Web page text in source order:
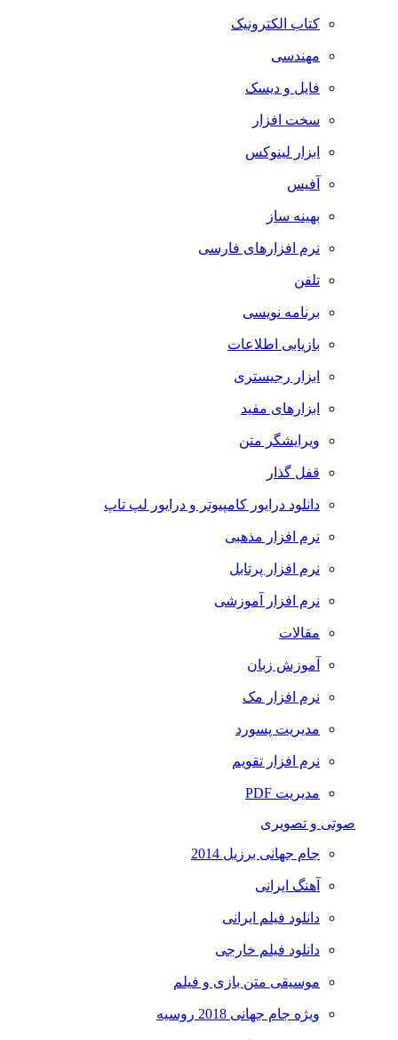
کتاب الکترونیک
مهندسی
فایل و دیسک
سخت افزار
ابزار لینوکس
آفیس
بهینه ساز
نرم افزارهای فارسی
تلفن
برنامه نویسی
بازیابی اطلاعات
ابزار رجیستری
ابزارهای مفید
ویرایشگر متن
قفل گذار
دانلود درایور کامپیوتر و درایور لپ تاپ
نرم افزار مذهبی
نرم افزار پرتابل
نرم افزار آموزشی
مقالات
آموزش زبان
نرم افزار مک
مدیریت پسورد
نرم افزار تقویم
مدیریت PDF
صوتی و تصویری
جام جهانی برزیل 2014
آهنگ ایرانی
دانلود فیلم ایرانی
دانلود فیلم خارجی
موسیقی متن بازی و فیلم
ویژه جام جهانی 2018 روسیه